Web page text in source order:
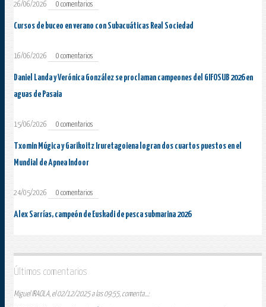
26/06/2026 0 comentarios
Cursos de buceo en verano con Subacuáticas Real Sociedad
16/06/2026 0 comentarios
Daniel Landa y Verónica González se proclaman campeones del GIFOSUB 2026 en
aguas de Pasaia
15/06/2026 0 comentarios
Txomin Múgica y Garikoitz Iruretagoiena logran dos cuartos puestos en el
Mundial de Apnea Indoor
24/05/2026 0 comentarios
Alex Sarrías, campeón de Euskadi de pesca submarina 2026
Últimos comentarios
Miguel IRAOLA, el 02/12/2025 a las 09:55, comenta...: